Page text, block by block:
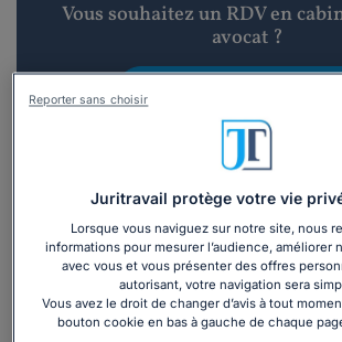
Vous souhaitez un RDV en
avocat ?
Recevoir des devis
Vous souhaitez une
téléphone ?
Juritravail protège votre vie
Lorsque vous naviguez sur notre site, nous
informations pour mesurer l’audience, améliorer
avec vous et vous présenter des offres
autorisant, votre navigation sera
Vous avez le droit de changer d’avis à tout
bouton cookie en bas à gauche de chaque
Reporter sans choisir